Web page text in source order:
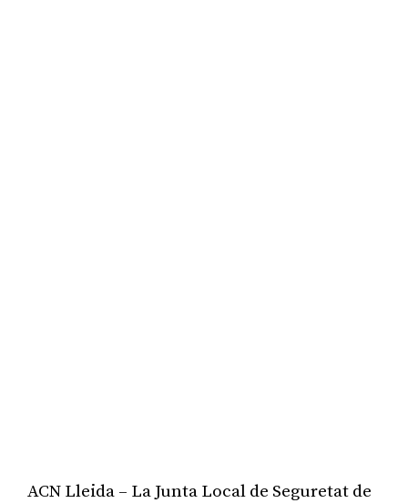
ACN Lleida – La Junta Local de Seguretat de